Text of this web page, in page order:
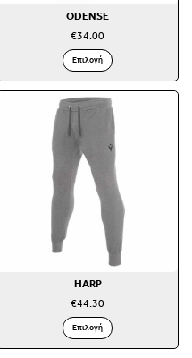
ODENSE
€34.00
Επιλογή
HARP
€44.30
Επιλογή